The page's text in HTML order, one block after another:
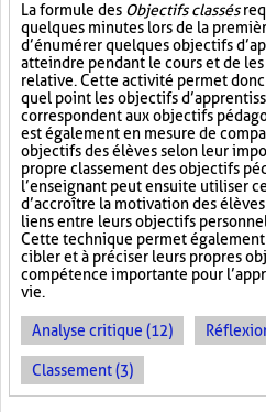
La formule des Objectifs classés
quelques minutes lors de la
d’énumérer quelques objectifs
atteindre pendant le cours et de
relative. Cette activité permet donc
quel point les objectifs
correspondent aux objectifs
est également en mesure de
objectifs des élèves selon leur
propre classement des objectifs
l’enseignant peut ensuite utiliser
d’accroître la motivation des
liens entre leurs objectifs
Cette technique permet également
cibler et à préciser leurs propres
compétence importante pour
vie.
Analyse critique (12)
Classement (3)